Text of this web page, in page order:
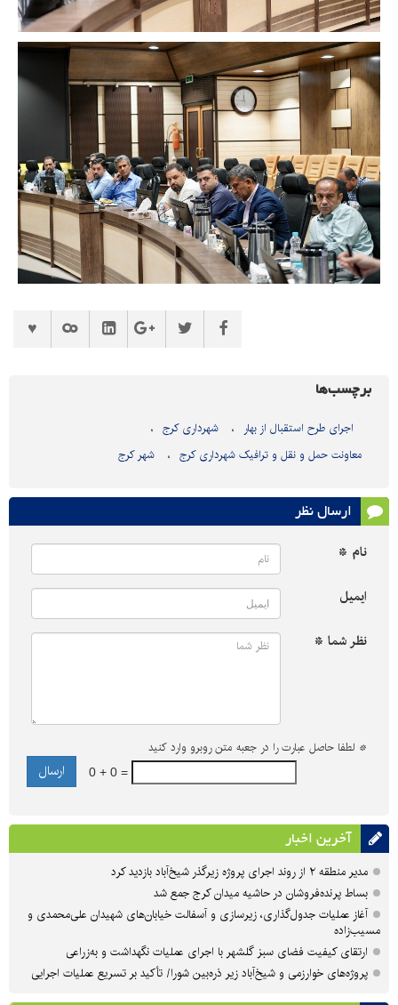
برچسب‌ها
اجرای طرح استقبال از بهار
شهرداری کرج
معاونت حمل و نقل و ترافیک شهرداری کرج
شهر کرج
ارسال نظر
نام *
ایمیل
نظر شما *
* لطفا حاصل عبارت را در جعبه متن روبرو وارد کنید
0 + 0 =
آخرین اخبار
مدیر منطقه ۲ از روند اجرای پروژه زیرگذر شیخ‌آباد بازدید کرد
بساط پرنده‌فروشان در حاشیه میدان کرج جمع شد
آغاز عملیات جدول‌گذاری، زیرسازی و آسفالت خیابان‌های شهیدان علی‌محمدی و
مسیب‌زاده
ارتقای کیفیت فضای سبز گلشهر با اجرای عملیات نگهداشت و به‌زراعی
پروژه‌های خوارزمی و شیخ‌آباد زیر ذره‌بین شورا/ تأکید بر تسریع عملیات اجرایی